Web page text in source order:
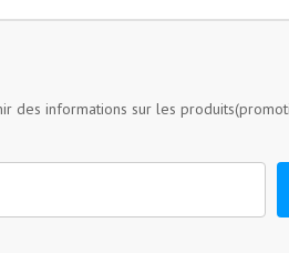
des informations sur les